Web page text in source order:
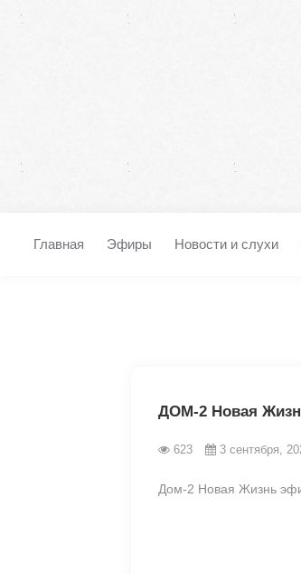
Главная Эфиры Новости и слухи
ДОМ-2 Новая
623 3 сентября,
Дом-2 Новая Жизнь